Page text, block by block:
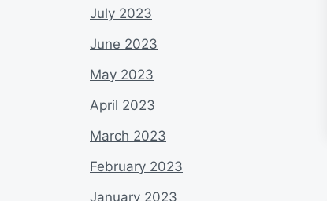
July 2023
June 2023
May 2023
April 2023
March 2023
February 2023
January 2023